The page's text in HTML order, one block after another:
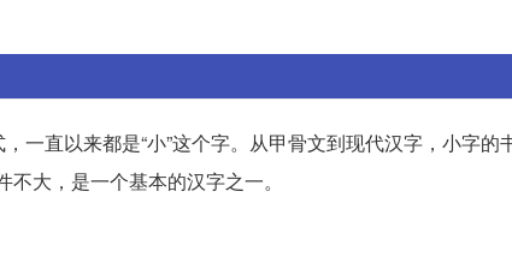
一直以来都是“小”这个字。从甲骨文到现代汉字，小字
大，是一个基本的汉字之一。